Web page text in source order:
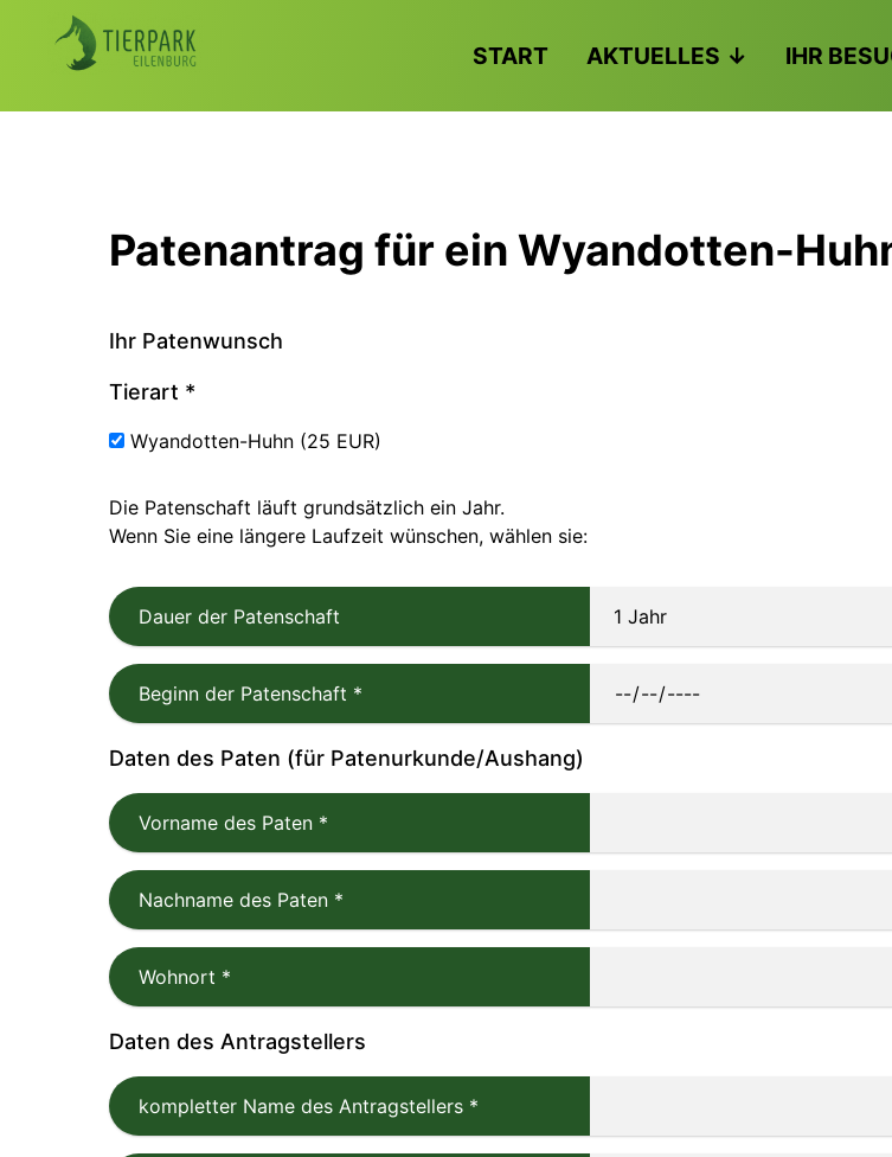
START AKTUELLES IHR
Patenantrag für ein Wyandotten-
Ihr Patenwunsch
Tierart *
Wyandotten-Huhn (25 EUR)
Die Patenschaft läuft grundsätzlich ein Jahr.
Wenn Sie eine längere Laufzeit wünschen, wählen sie:
Dauer der Patenschaft
Beginn der Patenschaft *
Daten des Paten (für Patenurkunde/Aushang)
Vorname des Paten *
Nachname des Paten *
Wohnort *
Daten des Antragstellers
kompletter Name des Antragstellers *